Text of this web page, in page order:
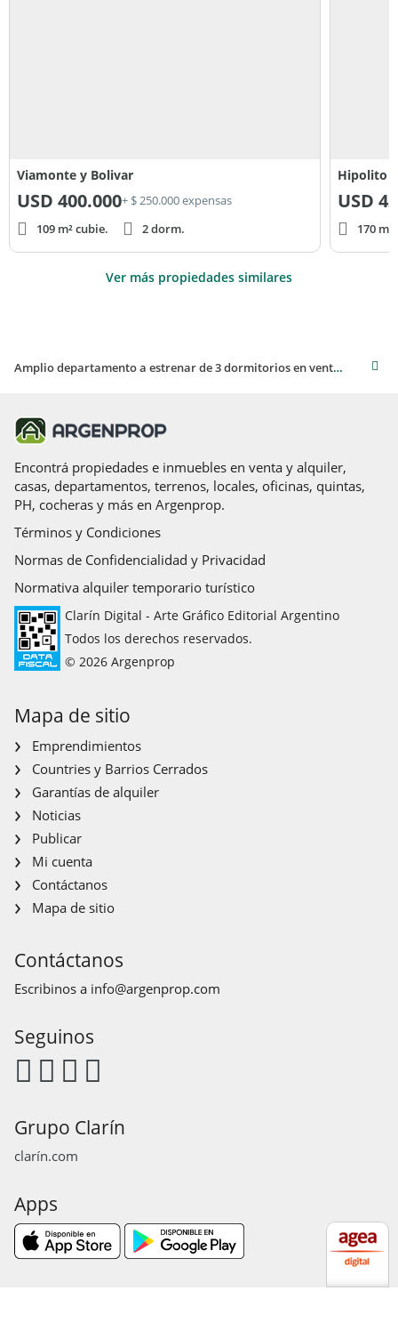
Viamonte y Bolivar
USD 400.000+ $ 250.000 expensas
109 m² cubie.
2 dorm.
Hipolito
USD
170
Ver más propiedades similares
Amplio departamento a estrenar de 3 dormitorios en venta en Mar del Plata
Encontrá propiedades e inmuebles en venta y alquiler,
casas, departamentos, terrenos, locales, oficinas, quintas,
PH, cocheras y más en Argenprop.
Términos y Condiciones
Normas de Confidencialidad y Privacidad
Normativa alquiler temporario turístico
Clarín Digital - Arte Gráfico Editorial Argentino
Todos los derechos reservados.
© 2026 Argenprop
Mapa de sitio
Emprendimientos
Countries y Barrios Cerrados
Garantías de alquiler
Noticias
Publicar
Mi cuenta
Contáctanos
Mapa de sitio
Contáctanos
Escribinos a info@argenprop.com
Seguinos
Grupo Clarín
clarín.com
Apps